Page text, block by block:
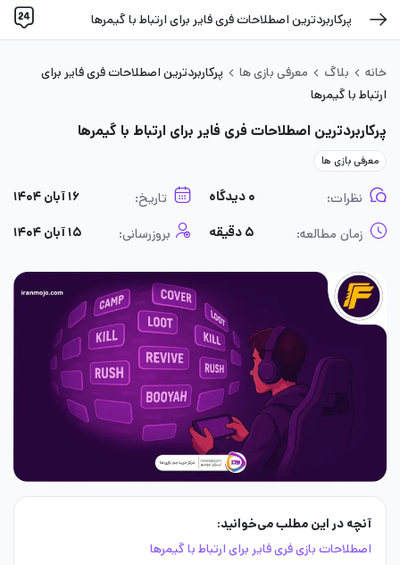
پرکاربردترین اصطلاحات فری فایر برای ارتباط با گیمرها
خانه بلاگ معرفی بازی ها
پرکاربردترین اصطلاحات فری فایر برای
ارتباط با گیمرها
پرکاربردترین اصطلاحات فری فایر برای ارتباط با گیمرها
معرفی بازی ها
نظرات: ۰ دیدگاه تاریخ: ۱۶ آبان ۱۴۰۴
زمان مطالعه: ۵ دقیقه بروزرسانی: ۱۵ آبان ۱۴۰۴
آنچه در این مطلب می‌خوانید:
اصطلاحات بازی فری فایر برای ارتباط با گیمرها